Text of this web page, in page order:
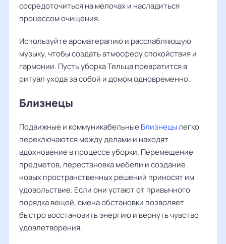
сосредоточиться на мелочах и насладиться
процессом очищения.
Используйте ароматерапию и расслабляющую
музыку, чтобы создать атмосферу спокойствия и
гармонии. Пусть уборка Тельца превратится в
ритуал ухода за собой и домом одновременно.
Близнецы
Подвижные и коммуникабельные Близнецылегко
переключаются между делами и находят
вдохновение в процессе уборки. Перемещение
предметов, перестановка мебели и создание
новых пространственных решений приносят им
удовольствие. Если они устают от привычного
порядка вещей, смена обстановки позволяет
быстро восстановить энергию и вернуть чувство
удовлетворения.